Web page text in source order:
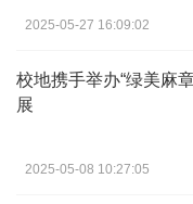
2025-05-27 16:09:02
校地携手举办“绿美麻
展
2025-05-08 10:27:05